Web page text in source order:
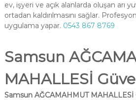
ev, işyeri ve açık alanlarda oluşan arı
ortadan kaldırılmasını sağlar.
uygulama yapar. 0543 867 8769
Samsun
MAHALLESİ
Samsun AĞCAMAHMUT MAHALLESİ